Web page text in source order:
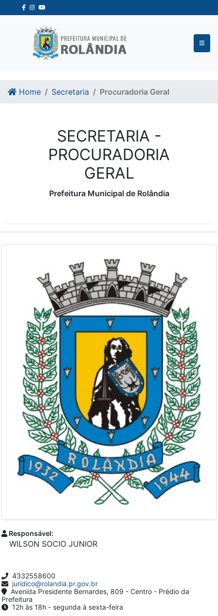
Ir para o conteudo
Ir para o fim do conteudo
Home Secretaria Procuradoria Geral
SECRETARIA -
PROCURADORIA
GERAL
Prefeitura Municipal de Rolândia
Responsável:
WILSON SOCIO JUNIOR
4332558600
juridico@rolandia.pr.gov.br
Avenida Presidente Bernardes, 809 - Centro - Prédio da
Prefeitura
12h às 18h - segunda à sexta-feira